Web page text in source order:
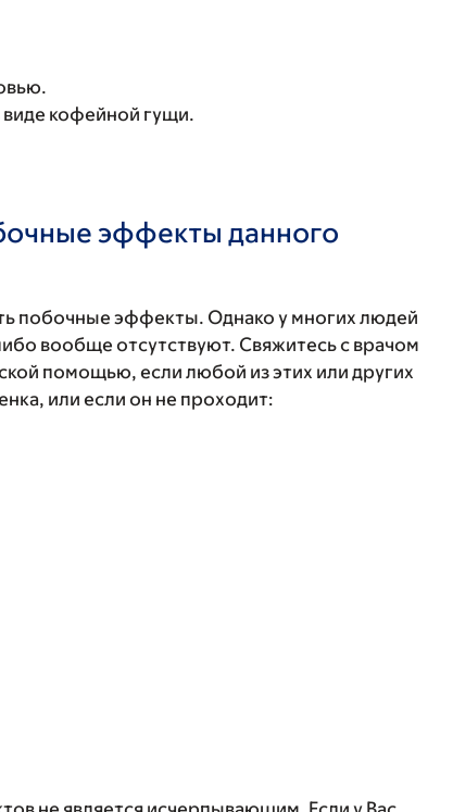
кофейной гущи.
эффекты данного
побочные эффекты. Однако у многих людей
вообще отсутствуют. Свяжитесь с врачом
помощью, если любой из этих или других
или если он не проходит: